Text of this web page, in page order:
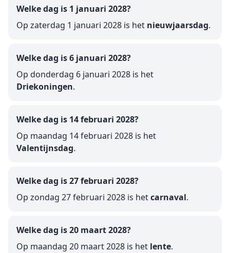
Welke dag is 1 januari 2028?
Op zaterdag 1 januari 2028 is het nieuwjaarsdag.
Welke dag is 6 januari 2028?
Op donderdag 6 januari 2028 is het
Driekoningen.
Welke dag is 14 februari 2028?
Op maandag 14 februari 2028 is het
Valentijnsdag.
Welke dag is 27 februari 2028?
Op zondag 27 februari 2028 is hetcarnaval.
Welke dag is 20 maart 2028?
Op maandag 20 maart 2028 is het lente.